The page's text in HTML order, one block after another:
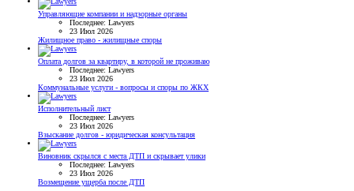
Управляющие компании и надзорные органы
Последнее: Lawyers
23 Июл 2026
Жилищное право - жилищные споры
Оплата долгов за квартиру, в которой не проживаю
Последнее: Lawyers
23 Июл 2026
Коммунальные услуги - вопросы и споры по ЖКХ
Исполнительный лист
Последнее: Lawyers
23 Июл 2026
Взыскание долгов - юридическая консультация
Виновник скрылся с места ДТП и скрывает улики
Последнее: Lawyers
23 Июл 2026
Возмещение ущерба после ДТП